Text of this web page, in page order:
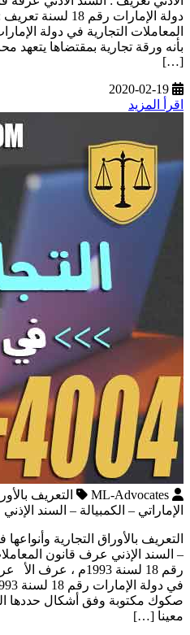
دولة الإمارات رقم
بأنه ورقة تجارية بمقتضاها يتعهد
[…]
2020-02-19
اقرأ المزيد
ML-Advocates
التعريف
الإماراتي – الكمبيالة – السند الإذني
التعريف بالأوراق التجارية
– السند الإذني عرف قانون
رقم 18 لسنة 1993م ،
صكوك مكتوبة وفق أشكال حددها
معينا […]